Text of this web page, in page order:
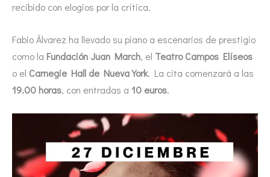
recibido con elogios por la crítica.
Fabio Álvarez ha llevado su piano a escenarios de prestigio
como la Fundación Juan March, el Teatro Campos Elíseos
o el Carnegie Hall de Nueva York. La cita comenzará a las
19.00 horas, con entradas a 10 euros.